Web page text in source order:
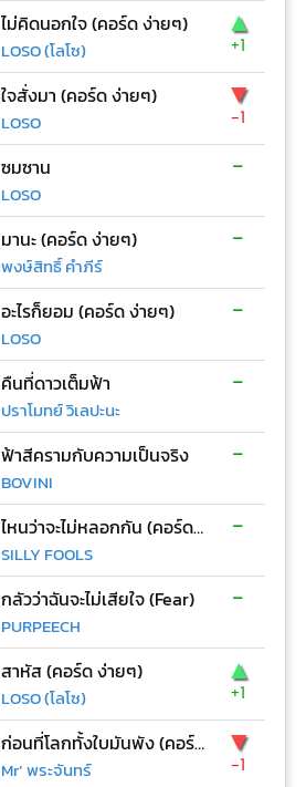
ไม่คิดนอกใจ (คอร์ด ง่ายๆ)
LOSO (โลโซ)
▲
+1
ใจสั่งมา (คอร์ด ง่ายๆ)
LOSO
▼
-1
ซมซาน
LOSO
-
มานะ (คอร์ด ง่ายๆ)
พงษ์สิทธิ์ คำภีร์
-
อะไรก็ยอม (คอร์ด ง่ายๆ)
LOSO
-
คืนที่ดาวเต็มฟ้า
ปราโมทย์ วิเลปะนะ
-
ฟ้าสีครามกับความเป็นจริง
BOVINI
-
ไหนว่าจะไม่หลอกกัน (คอร์ด ง่ายๆ)
SILLY FOOLS
-
กลัวว่าฉันจะไม่เสียใจ (Fear)
PURPEECH
-
สาหัส (คอร์ด ง่ายๆ)
LOSO (โลโซ)
▲
+1
ก่อนที่โลกทั้งใบมันพัง (คอร์ด ง่ายๆ)
Mr’ พระจันทร์
▼
-1